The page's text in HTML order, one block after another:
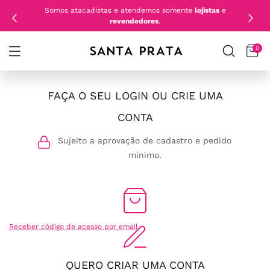
Somos atacadistas e atendemos somente lojistase
revendedores.
0
FAÇA O SEU LOGIN OU CRIE UMA
CONTA
Sujeito a aprovação de cadastro e pedido
mínimo.
Receber código de acesso por email
QUERO CRIAR UMA CONTA